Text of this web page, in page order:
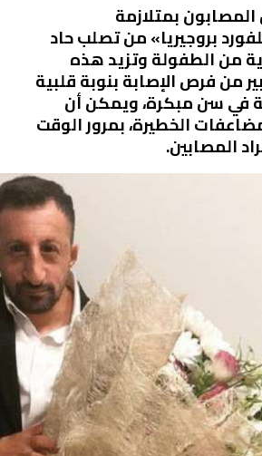
بمتلازمة
بروجيريا» من تصلب حاد
من الطفولة وتزيد هذه
من فرص الإصابة بنوبة قلبية
في سن مبكرة، ويمكن أن
الخطيرة، بمرور الوقت
المصابين.